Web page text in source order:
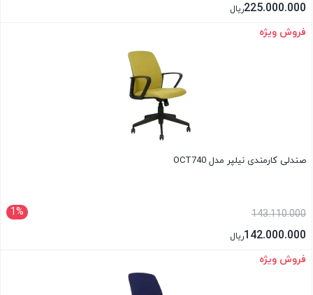
225.000.000ریال
بستن
فروش ویژه
صندلی کارمندی نیلپر مدل OCT740
1% 143.110.000
142.000.000ریال
بستن
فروش ویژه